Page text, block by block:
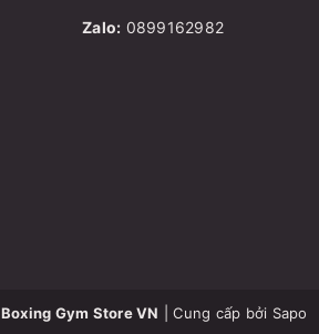
Zalo: 0899162982
Boxing Gym Store VN Cung cấp bởi Sapo